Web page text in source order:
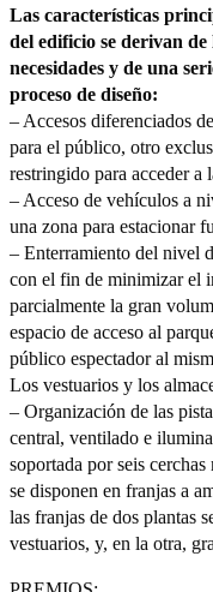
Las características
del edificio se derivan
necesidades y de una
proceso de diseño:
– Accesos diferenciados
para el público, otro
restringido para acceder a
– Acceso de vehículos a
una zona para estacionar
– Enterramiento del nivel
con el fin de minimizar el
parcialmente la gran
espacio de acceso al
público espectador al
Los vestuarios y los
– Organización de las
central, ventilado e
soportada por seis
se disponen en franjas a
las franjas de dos plantas
vestuarios, y, en la otra,